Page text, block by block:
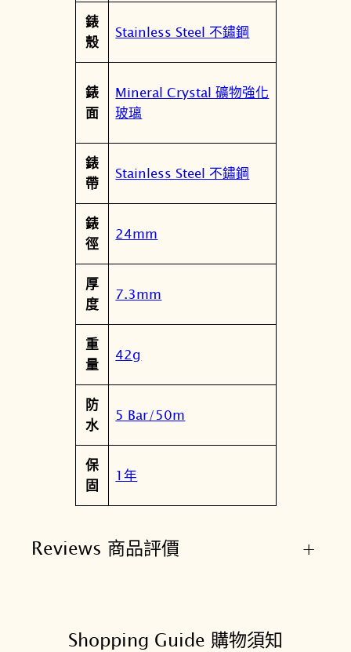
4
-
9
3
9
9
3
量
錶
殼
Stainless Steel 不鏽鋼
錶
面
Mineral Crystal 礦物強化
玻璃
錶
帶
Stainless Steel 不鏽鋼
錶
徑
24mm
厚
度
7.3mm
重
量
42g
防
水
5 Bar/50m
保
固
1年
Reviews 商品評價 +
Shopping Guide 購物須知